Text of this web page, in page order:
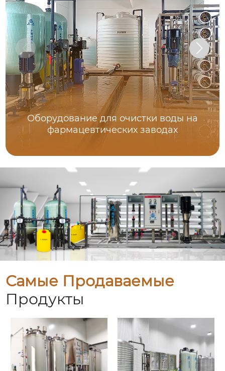
Оборудование для очистки воды на
фармацевтических заводах
Самые Продаваемые
Продукты